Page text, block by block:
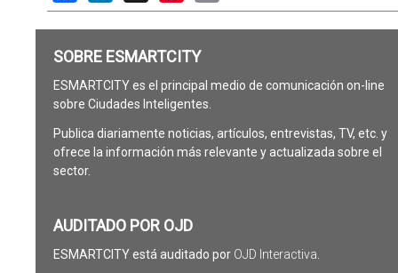
SOBRE ESMARTCITY
ESMARTCITY es el principal medio de comunicación on-line
sobre Ciudades Inteligentes.
Publica diariamente noticias, artículos, entrevistas, TV, etc. y
ofrece la información más relevante y actualizada sobre el
sector.
AUDITADO POR OJD
ESMARTCITY está auditado por OJD Interactiva.